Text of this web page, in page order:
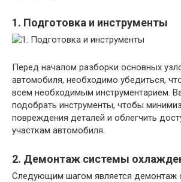
1. Подготовка и инструменты
Перед началом разборки основных
автомобиля, необходимо убедиться,
всем необходимым инструментарием.
подобрать инструменты, чтобы
повреждения деталей и облегчить
участкам автомобиля.
2. Демонтаж системы
Следующим шагом является демонтаж